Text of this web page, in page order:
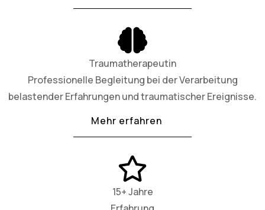
Traumatherapeutin
Professionelle Begleitung bei der Verarbeitung
belastender Erfahrungen und traumatischer Ereignisse.
Mehr erfahren
15+ Jahre